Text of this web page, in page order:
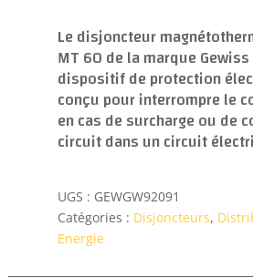
Le disjoncteur
MT 60 de la marque
dispositif de protection
conçu pour interrompre le
en cas de surcharge ou de
circuit dans un circuit
UGS : GEWGW92091
Catégories : Disjoncteurs,
Energie